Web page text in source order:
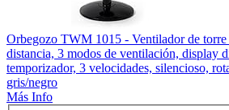
Orbegozo TWM 1015 - Ventilador de torre
distancia, 3 modos de ventilación, display
temporizador, 3 velocidades, silencioso,
gris/negro
Más Info